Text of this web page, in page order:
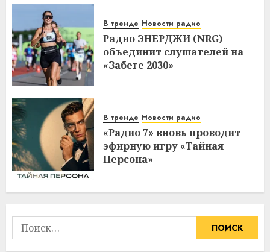
В тренде Новости радио
Радио ЭНЕРДЖИ (NRG)
объединит слушателей на
«Забеге 2030»
В тренде Новости радио
«Радио 7» вновь проводит
эфирную игру «Тайная
Персона»
Найти: